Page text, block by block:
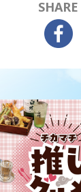
SHARE